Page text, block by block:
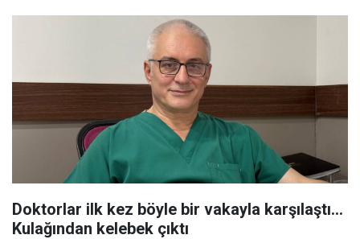
Doktorlar ilk kez böyle bir vakayla karşılaştı...
Kulağından kelebek çıktı